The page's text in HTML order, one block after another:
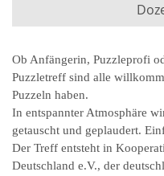
Ob Anfängerin, Puzzleprofi
Puzzletreff sind alle
Puzzeln haben.
In entspannter Atmosphäre
getauscht und geplaudert.
Der Treff entsteht in
Deutschland e.V., der